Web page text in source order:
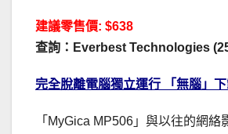
建議零售價: $638
查詢：Everbest Technologies
完全脫離電腦獨立運行 「無腦」
「MyGica MP506」與以往的網絡